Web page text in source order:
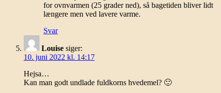
for ovnvarmen (25 grader ned), så bagetiden bliver lidt
længere men ved lavere varme.
Svar
Louise siger:
10. juni 2022 kl. 14:17
Hejsa…
Kan man godt undlade fuldkorns hvedemel? 🙂